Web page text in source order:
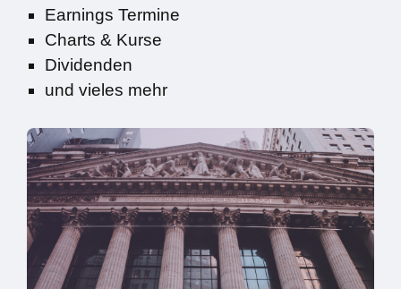
Earnings Termine
Charts & Kurse
Dividenden
und vieles mehr